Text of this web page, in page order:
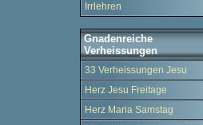
Irrlehren
Gnadenreiche
Verheissungen
33 Verheissungen Jesu
Herz Jesu Freitage
Herz Maria Samstag